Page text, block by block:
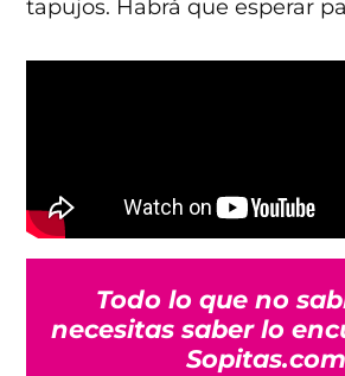
tapujos. Habrá que esperar
Todo lo que no
necesitas saber lo
Sopitas.com